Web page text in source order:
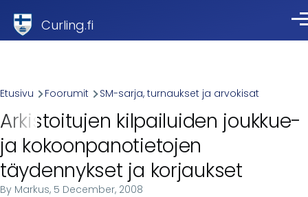
Curling.fi
Breadcrumb
Etusivu Foorumit SM-sarja, turnaukset ja arvokisat
Arkistoitujen kilpailuiden joukkue-
ja kokoonpanotietojen
täydennykset ja korjaukset
By Markus, 5 December, 2008